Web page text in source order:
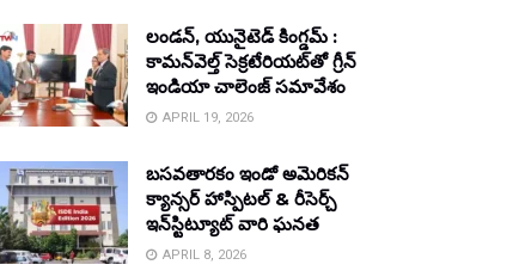
లండన్, యునైటెడ్ కింగ్డమ్ :
కామన్‌వెల్త్ సెక్రటేరియట్‌తో గ్రీన్
ఇండియా చాలెంజ్ సమావేశం
APRIL 19, 2026
బసవతారకం ఇండో అమెరికన్
క్యాన్సర్ హాస్పిటల్ & రీసెర్చ్
ఇన్‌స్టిట్యూట్ వారి ఘనత
APRIL 8, 2026